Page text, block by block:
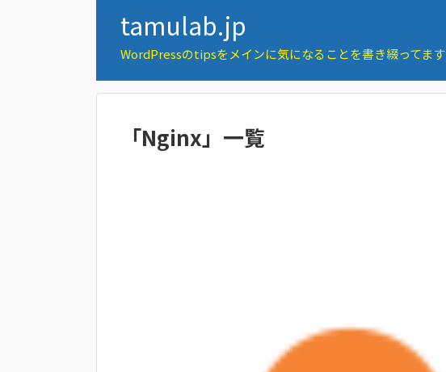
tamulab.jp
WordPressのtipsをメインに気になることを書き綴ってます
「Nginx」 一覧